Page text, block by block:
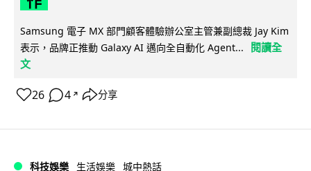
Samsung 電子 MX 部門顧客體驗辦公室主管兼副總裁 Jay Kim
表示，品牌正推動 Galaxy AI 邁向全自動化 Agent...
閱讀全
文
26 4 ↗ 分享
科技娛樂 生活娛樂 城中熱話